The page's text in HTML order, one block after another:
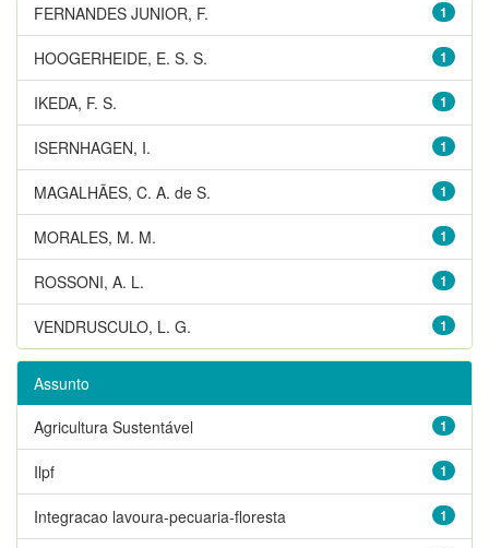
1
FERNANDES JUNIOR, F.
1
HOOGERHEIDE, E. S. S.
1
IKEDA, F. S.
1
ISERNHAGEN, I.
1
MAGALHÃES, C. A. de S.
1
MORALES, M. M.
1
ROSSONI, A. L.
1
VENDRUSCULO, L. G.
Assunto
1
Agricultura Sustentável
1
Ilpf
1
Integracao lavoura-pecuaria-floresta